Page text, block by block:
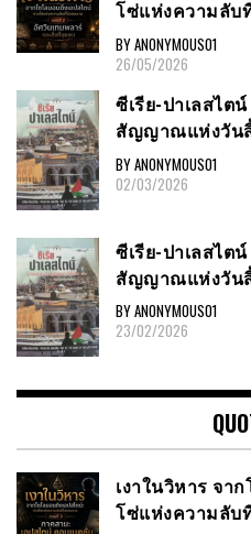
โซ่แห่งความลับ
BY ANONYMOUS01
26/05/2026
ซีเรีย​-ปาเลสไ
สัญญาณ​แห่งวัน
BY ANONYMOUS01
02/03/2026
ซีเรีย​-ปาเลสไ
สัญญาณ​แห่งวัน
BY ANONYMOUS01
23/02/2026
เงาในวิหาร จา
โซ่แห่งความลับ